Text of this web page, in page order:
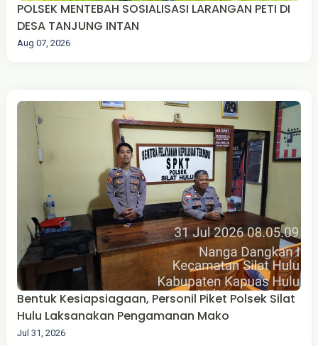
POLSEK MENTEBAH SOSIALISASI LARANGAN PETI DI
DESA TANJUNG INTAN
Aug 07, 2026
Bentuk Kesiapsiagaan, Personil Piket Polsek Silat
Hulu Laksanakan Pengamanan Mako
Jul 31, 2026